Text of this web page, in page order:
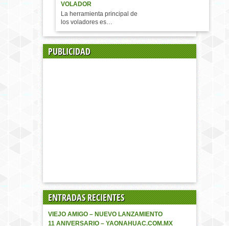
VOLADOR
La herramienta principal de
los voladores es…
PUBLICIDAD
ENTRADAS RECIENTES
VIEJO AMIGO – NUEVO LANZAMIENTO
11 ANIVERSARIO – YAONAHUAC.COM.MX